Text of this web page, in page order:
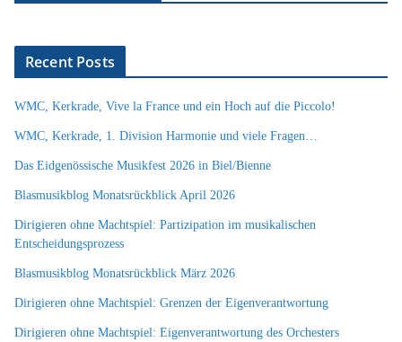
Recent Posts
WMC, Kerkrade, Vive la France und ein Hoch auf die Piccolo!
WMC, Kerkrade, 1. Division Harmonie und viele Fragen…
Das Eidgenössische Musikfest 2026 in Biel/Bienne
Blasmusikblog Monatsrückblick April 2026
Dirigieren ohne Machtspiel: Partizipation im musikalischen
Entscheidungsprozess
Blasmusikblog Monatsrückblick März 2026
Dirigieren ohne Machtspiel: Grenzen der Eigenverantwortung
Dirigieren ohne Machtspiel: Eigenverantwortung des Orchesters